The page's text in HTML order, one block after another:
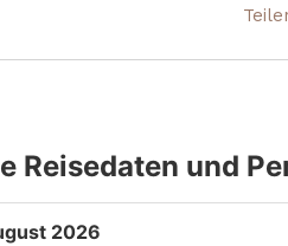
Reisedaten und
2026